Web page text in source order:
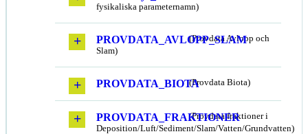
fysikaliska parameternamn)
PROVDATA_AVLOPP_SLAM
(Provdata Avlopp och
Slam)
PROVDATA_BIOTA(Provdata Biota)
PROVDATA_FRAKTIONER
(Provdata fraktioner i
Deposition/Luft/Sediment/Slam/Vatten/Grundvatten)